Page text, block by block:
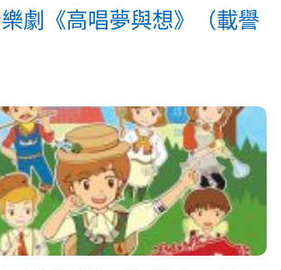
劇《高唱夢與想》（載譽